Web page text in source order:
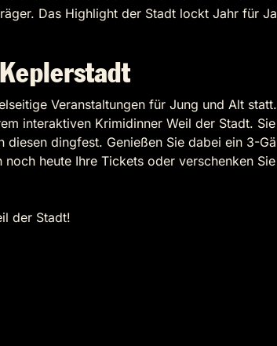
Das Highlight der Stadt lockt Jahr für
Veranstaltungen für Jung und Alt
interaktiven Krimidinner Weil der Stadt.
dingfest. Genießen Sie dabei ein 3-
heute Ihre Tickets oder verschenken
der Stadt!